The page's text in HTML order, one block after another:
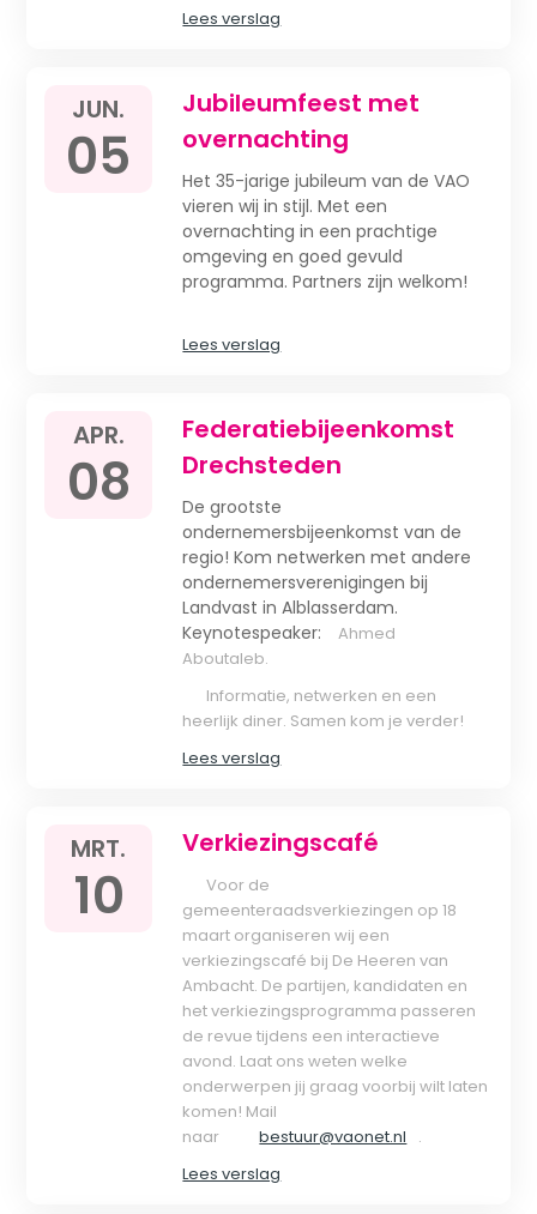
Lees verslag
JUN.
05
Jubileumfeest met
overnachting
Het 35-jarige jubileum van de VAO
vieren wij in stijl. Met een
overnachting in een prachtige
omgeving en goed gevuld
programma. Partners zijn welkom!
Lees verslag
APR.
08
Federatiebijeenkomst
Drechsteden
De grootste
ondernemersbijeenkomst van de
regio! Kom netwerken met andere
ondernemersverenigingen bij
Landvast in Alblasserdam.
Keynotespeaker:
Ahmed
Aboutaleb.
Informatie, netwerken en een
heerlijk diner. Samen kom je verder!
Lees verslag
MRT.
10
Verkiezingscafé
Voor de
gemeenteraadsverkiezingen op 18
maart organiseren wij een
verkiezingscafé bij De Heeren van
Ambacht. De partijen, kandidaten en
het verkiezingsprogramma passeren
de revue tijdens een interactieve
avond. Laat ons weten welke
onderwerpen jij graag voorbij wilt laten
komen! Mail
naar
bestuur@vaonet.nl
.
Lees verslag